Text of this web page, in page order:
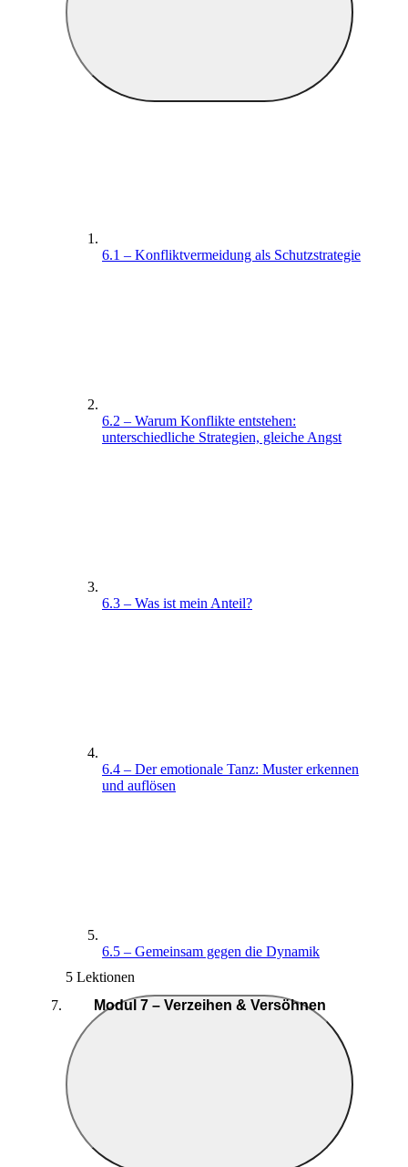
6.1 – Konfliktvermeidung als Schutzstrategie
6.2 – Warum Konflikte entstehen:
unterschiedliche Strategien, gleiche Angst
6.3 – Was ist mein Anteil?
6.4 – Der emotionale Tanz: Muster erkennen
und auflösen
6.5 – Gemeinsam gegen die Dynamik
5 Lektionen
Modul 7 – Verzeihen & Versöhnen